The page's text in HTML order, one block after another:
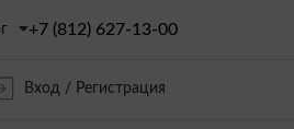
+7 (812) 627-13-00
Вход / Регистрация